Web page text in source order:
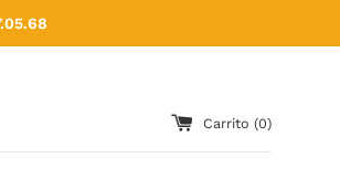
Carrito (0)